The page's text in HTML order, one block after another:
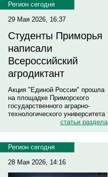
Регион сегодня
29 Мая 2026, 16:37
Студенты Приморья
написали
Всероссийский
агродиктант
Акция "Единой России" прошла
на площадке Приморского
государственного аграрно-
технологического университета
статьи раздела
Регион сегодня
28 Мая 2026, 14:16